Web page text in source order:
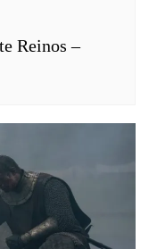
Reinos –